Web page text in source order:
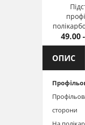
49.00
ОПИС
сторони